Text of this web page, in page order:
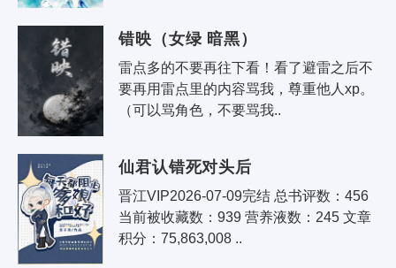
错映（女绿 暗黑）
雷点多的不要再往下看！看了避雷之后不
要再用雷点里的内容骂我，尊重他人xp。
（可以骂角色，不要骂我..
仙君认错死对头后
晋江VIP2026-07-09完结 总书评数：456
当前被收藏数：939 营养液数：245 文章
积分：75,863,008 ..